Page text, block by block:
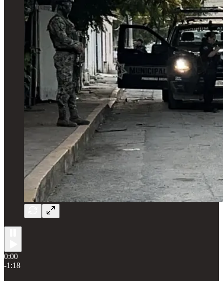
0:00
-1:18